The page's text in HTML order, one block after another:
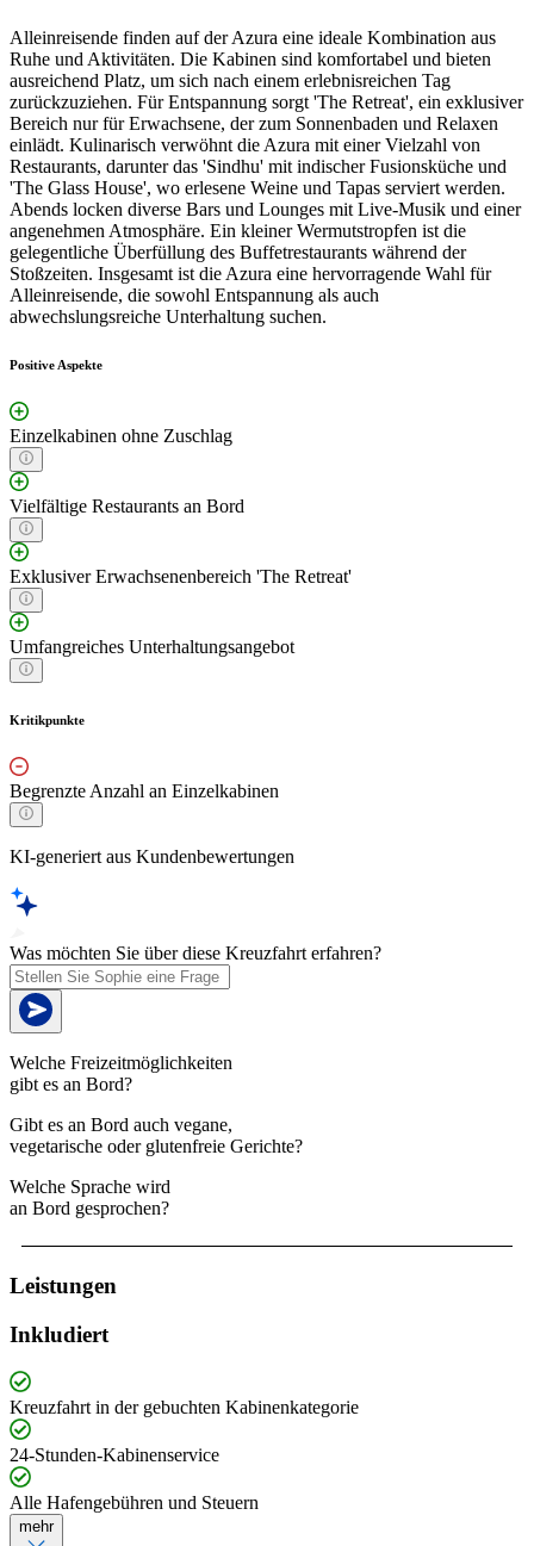
Alleinreisende finden auf der Azura eine ideale Kombination aus
Ruhe und Aktivitäten. Die Kabinen sind komfortabel und bieten
ausreichend Platz, um sich nach einem erlebnisreichen Tag
zurückzuziehen. Für Entspannung sorgt 'The Retreat', ein exklusiver
Bereich nur für Erwachsene, der zum Sonnenbaden und Relaxen
einlädt. Kulinarisch verwöhnt die Azura mit einer Vielzahl von
Restaurants, darunter das 'Sindhu' mit indischer Fusionsküche und
'The Glass House', wo erlesene Weine und Tapas serviert werden.
Abends locken diverse Bars und Lounges mit Live-Musik und einer
angenehmen Atmosphäre. Ein kleiner Wermutstropfen ist die
gelegentliche Überfüllung des Buffetrestaurants während der
Stoßzeiten. Insgesamt ist die Azura eine hervorragende Wahl für
Alleinreisende, die sowohl Entspannung als auch
abwechslungsreiche Unterhaltung suchen.
Positive Aspekte
Einzelkabinen ohne Zuschlag
Vielfältige Restaurants an Bord
Exklusiver Erwachsenenbereich 'The Retreat'
Umfangreiches Unterhaltungsangebot
Kritikpunkte
Begrenzte Anzahl an Einzelkabinen
KI-generiert aus Kundenbewertungen
Was möchten Sie über diese Kreuzfahrt erfahren?
Welche Freizeitmöglichkeiten
gibt es an Bord?
Gibt es an Bord auch vegane,
vegetarische oder glutenfreie Gerichte?
Welche Sprache wird
an Bord gesprochen?
Leistungen
Inkludiert
Kreuzfahrt in der gebuchten Kabinenkategorie
24-Stunden-Kabinenservice
Alle Hafengebühren und Steuern
mehr